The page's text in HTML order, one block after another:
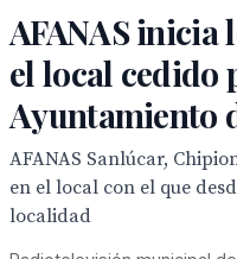
AFANAS inicia
el local cedido
Ayuntamiento
AFANAS Sanlúcar,
en el local con el que
localidad